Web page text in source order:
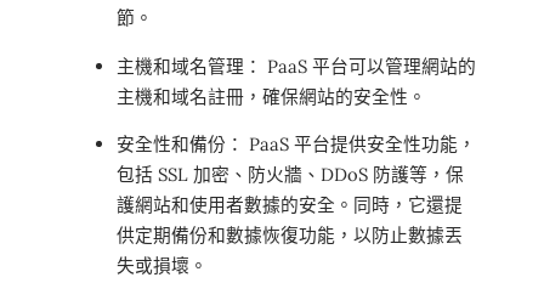
節。
主機和域名管理： PaaS 平台可以管理網站的
主機和域名註冊，確保網站的安全性。
安全性和備份： PaaS 平台提供安全性功能，
包括 SSL 加密、防火牆、DDoS 防護等，保
護網站和使用者數據的安全。同時，它還提
供定期備份和數據恢復功能，以防止數據丟
失或損壞。